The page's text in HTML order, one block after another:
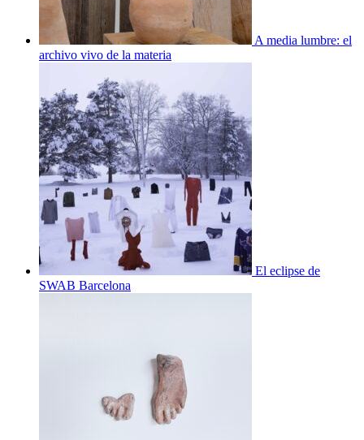
A media lumbre: el
archivo vivo de la materia
El eclipse de
SWAB Barcelona